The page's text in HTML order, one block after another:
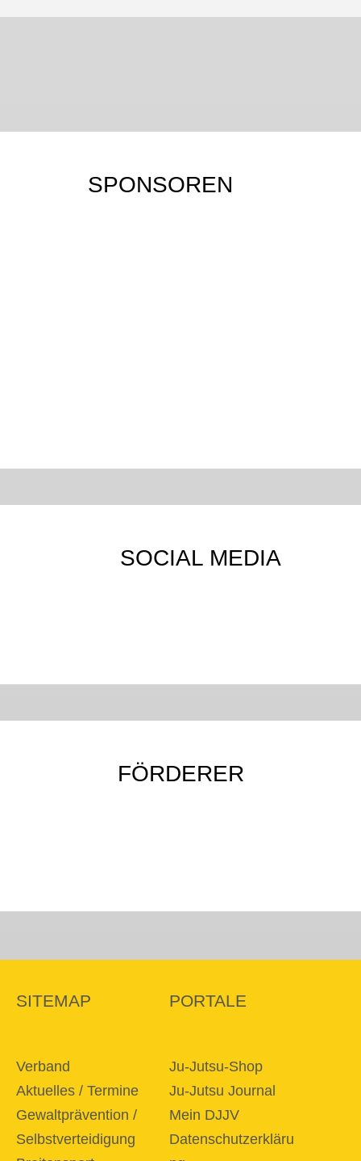
JU-JUTSU-SHOP
SPONSOREN
SOCIAL MEDIA
FÖRDERER
SITEMAP
Verband
Aktuelles / Termine
Gewaltprävention /
Selbstverteidigung
PORTALE
Ju-Jutsu-Shop
Ju-Jutsu Journal
Mein DJJV
Datenschutzerkläru